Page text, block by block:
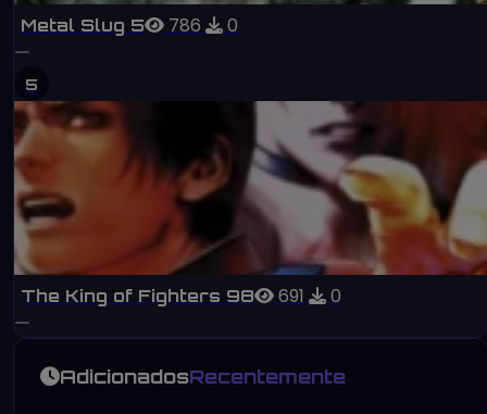
Metal Slug 5 786 0
5
The King of Fighters 98 691 0
AdicionadosRecentemente